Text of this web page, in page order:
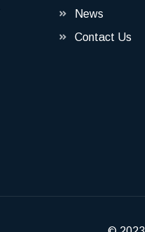
News
Contact Us